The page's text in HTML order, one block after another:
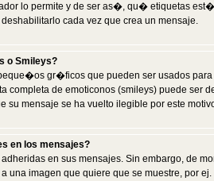
lo permite y de ser as�, qu� etiquetas
cada vez que crea un mensaje.
o Smileys?
gr�ficos que pueden ser usados
completa de emoticonos (smileys) puede
su mensaje se ha vuelto ilegible por este
en los mensajes?
en sus mensajes. Sin embargo, de
una imagen que quiere que se muestre, por